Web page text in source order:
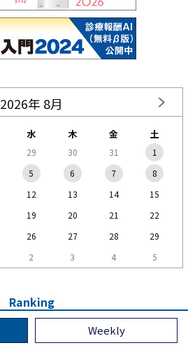
2026年 8月
水 木 金 土
29 30 31
1
5 6 7
8
12 13 14
15
19 20 21
22
26 27 28
29
2 3 4 5
Ranking
Weekly